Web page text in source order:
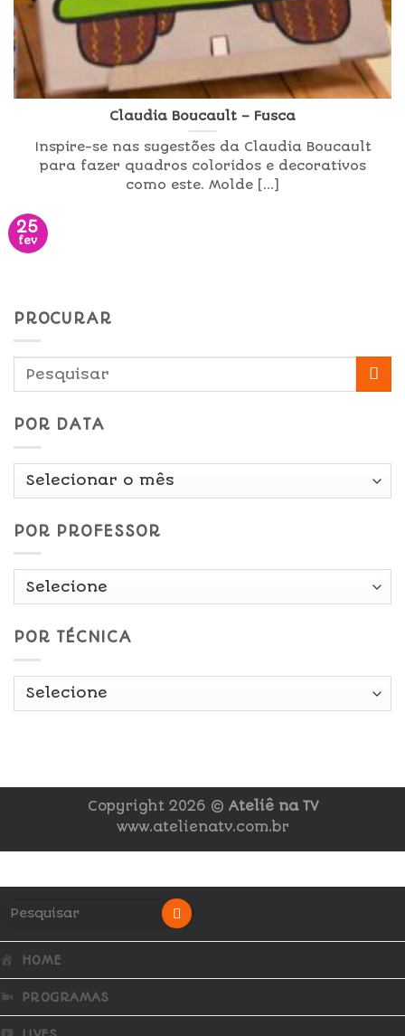
Claudia Boucault – Fusca
Inspire-se nas sugestões da Claudia Boucault
para fazer quadros coloridos e decorativos
como este. Molde [...]
25
fev
PROCURAR
POR DATA
Por
POR PROFESSOR
POR TÉCNICA
Copyright 2026 © Ateliê na TV
www.atelienatv.com.br
HOME
PROGRAMAS